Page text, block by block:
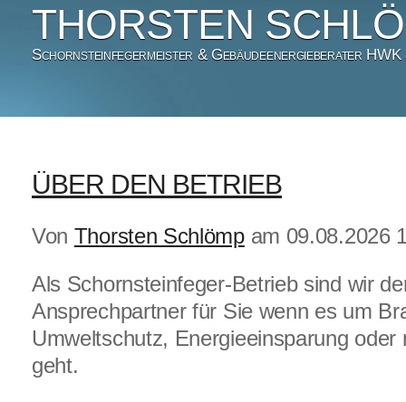
THORSTEN
Schornsteinfegermeister & Gebäudeenergieberater
ÜBER DEN BETRIEB
Von Thorsten Schlömpam 09.08.2026
Als Schornsteinfeger-Betrieb sind wir
Ansprechpartner für Sie wenn es um
Umweltschutz, Energieeinsparung oder
geht.